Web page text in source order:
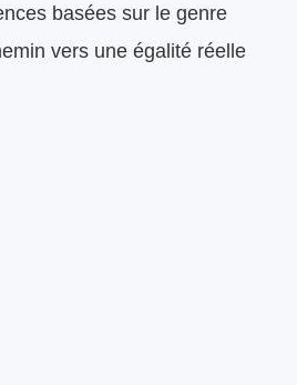
basées sur le genre
vers une égalité réelle